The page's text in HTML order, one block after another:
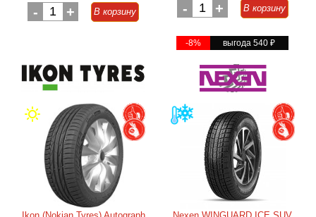
- 1 + В корзину - 1 + В корзину
-8% выгода 540₽